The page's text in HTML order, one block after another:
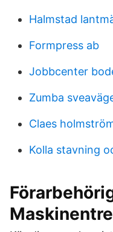
Halmstad
Formpress ab
Jobbcenter
Zumba
Claes
Kolla stavning